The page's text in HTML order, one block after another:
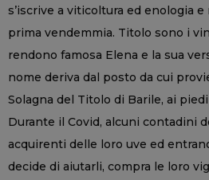
s’iscrive a viticoltura ed enologia
prima vendemmia. Titolo sono i
rendono famosa Elena e la sua
nome deriva dal posto da cui
Solagna del Titolo di Barile, ai
Durante il Covid, alcuni contadini
acquirenti delle loro uve ed
decide di aiutarli, compra le loro